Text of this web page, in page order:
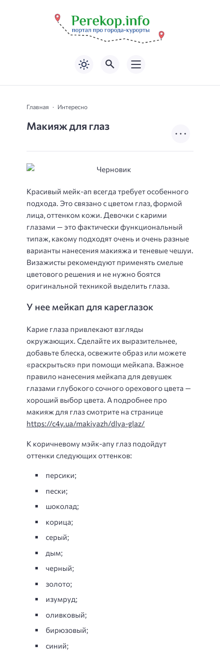
Главная Интересно
Макияж для глаз
Красивый мейк-ап всегда требует особенного
подхода. Это связано с цветом глаз, формой
лица, оттенком кожи. Девочки с карими
глазами — это фактически функциональный
типаж, какому подходят очень и очень разные
варианты нанесения макияжа и теневые чешуи.
Визажисты рекомендуют применять смелые
цветового решения и не нужно боятся
оригинальной техникой выделить глаза.
У нее мейкап для кареглазок
Карие глаза привлекают взгляды
окружающих. Сделайте их выразительнее,
добавьте блеска, освежите образ или можете
«раскрыться» при помощи мейкапа. Важное
правило нанесения мейкапа для девушек
глазами глубокого сочного орехового цвета —
хороший выбор цвета. А подробнее про
макияж для глаз смотрите на странице
https://c4y.ua/makiyazh/dlya-glaz/
К коричневому мэйк-апу глаз подойдут
оттенки следующих оттенков:
персики;
пески;
шоколад;
корица;
серый;
дым;
черный;
золото;
изумруд;
оливковый;
бирюзовый;
синий;